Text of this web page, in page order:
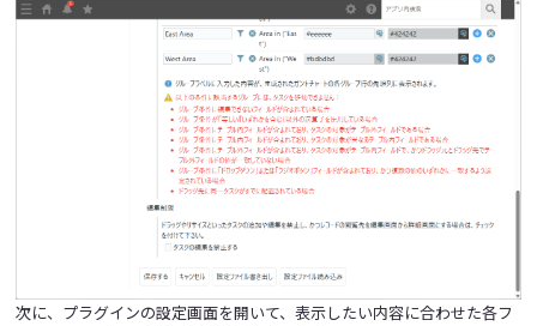
次に、プラグインの設定画面を開いて、表示したい内容に合わせた各フ